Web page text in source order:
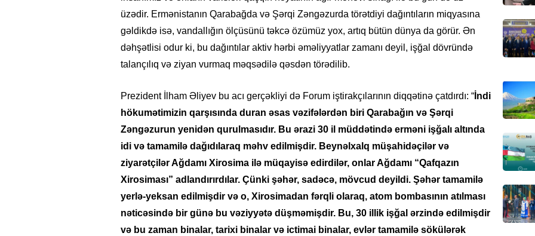
üzədir. Ermənistanın Qarabağda və Şərqi Zəngəzurda törətdiyi dağıntıların miqyasına
gəldikdə isə, vandallığın ölçüsünü təkcə özümüz yox, artıq bütün dünya da görür. Ən
dəhşətlisi odur ki, bu dağıntılar aktiv hərbi əməliyyatlar zamanı deyil, işğal dövründə
talançılıq və ziyan vurmaq məqsədilə qəsdən törədilib.
Prezident İlham Əliyev bu acı gerçəkliyi də Forum iştirakçılarının diqqətinə çatdırdı: “ İndi
hökumətimizin qarşısında duran əsas vəzifələrdən biri Qarabağın və Şərqi
Zəngəzurun yenidən qurulmasıdır. Bu ərazi 30 il müddətində erməni işğalı altında
idi və tamamilə dağıdılaraq məhv edilmişdir. Beynəlxalq müşahidəçilər və
ziyarətçilər Ağdamı Xirosima ilə müqayisə edirdilər, onlar Ağdamı “Qafqazın
Xirosiması” adlandırırdılar. Çünki şəhər, sadəcə, mövcud deyildi. Şəhər tamamilə
yerlə-yeksan edilmişdir və o, Xirosimadan fərqli olaraq, atom bombasının atılması
nəticəsində bir günə bu vəziyyətə düşməmişdir. Bu, 30 illik işğal ərzində edilmişdir
və bu zaman binalar, tarixi binalar və ictimai binalar, evlər tamamilə sökülərək
ÖZƏL
Bu
GÜNDƏM